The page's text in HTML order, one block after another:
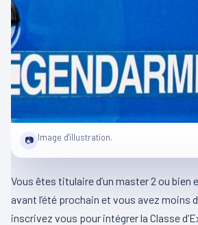
📷 Image d'illustration.
Vous êtes titulaire d’un master 2 ou bien
avant l’été prochain et vous avez moins
inscrivez vous pour intégrer la Classe